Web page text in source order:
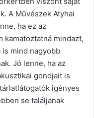
A Művészek Atyhai
ha ez az
mindazt,
mind nagyobb
Jó lenne, ha az
gondjait is
igényes
se találjanak